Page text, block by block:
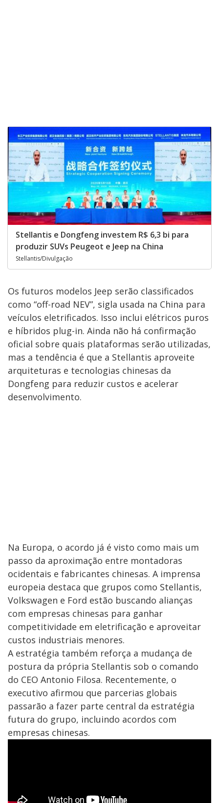
Stellantis e Dongfeng investem R$ 6,3 bi para
produzir SUVs Peugeot e Jeep na China
Stellantis/Divulgação
Os futuros modelos Jeep serão classificados
como “off-road NEV”, sigla usada na China para
veículos eletrificados. Isso inclui elétricos puros
e híbridos plug-in. Ainda não há confirmação
oficial sobre quais plataformas serão utilizadas,
mas a tendência é que a Stellantis aproveite
arquiteturas e tecnologias chinesas da
Dongfeng para reduzir custos e acelerar
desenvolvimento.
Na Europa, o acordo já é visto como mais um
passo da aproximação entre montadoras
ocidentais e fabricantes chinesas. A imprensa
europeia destaca que grupos como Stellantis,
Volkswagen e Ford estão buscando alianças
com empresas chinesas para ganhar
competitividade em eletrificação e aproveitar
custos industriais menores.
A estratégia também reforça a mudança de
postura da própria Stellantis sob o comando
do CEO Antonio Filosa. Recentemente, o
executivo afirmou que parcerias globais
passarão a fazer parte central da estratégia
futura do grupo, incluindo acordos com
empresas chinesas.